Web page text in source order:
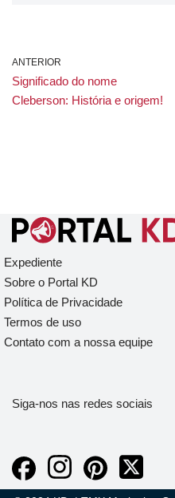
ANTERIOR
Significado do nome
Cleberson: História e origem!
Expediente
Sobre o Portal KD
Política de Privacidade
Termos de uso
Contato com a nossa equipe
Siga-nos nas redes sociais